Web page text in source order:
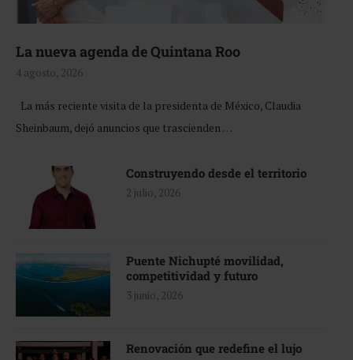
La nueva agenda de Quintana Roo
4 agosto, 2026
La más reciente visita de la presidenta de México, Claudia
Sheinbaum, dejó anuncios que trascienden …
Construyendo desde el territorio
2 julio, 2026
Puente Nichupté movilidad,
competitividad y futuro
3 junio, 2026
Renovación que redefine el lujo